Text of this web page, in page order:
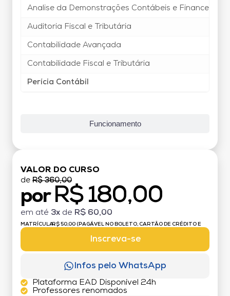
Funcionamento
Analise da Demonstrações Contábeis e Financeira
Auditoria Fiscal e Tributária
Contabilidade Avançada
Contabilidade Fiscal e Tributária
Perícia Contábil
VALOR DO CURSO
de R$ 360,00
por R$ 180,00
em até 3x de R$ 60,00
MATRÍCULA:R$ 50,00 (PAGÁVEL NO BOLETO, CARTÃO DE CRÉDITO E
Inscreva-se
Infos pelo WhatsApp
Plataforma EAD Disponível 24h
Professores renomados